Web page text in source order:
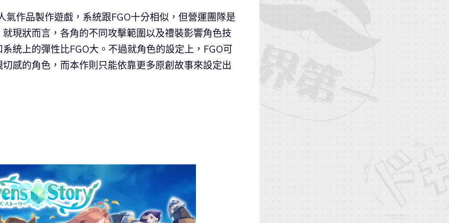
作品製作遊戲，系統跟FGO十分相似，但營運團隊是
現狀而言，各角的不同攻擊範圍以及禮裝影響角色技
統上的彈性比FGO大。不過就角色的設定上，FGO可
感的角色，而本作則只能依靠更多原創故事來設定出